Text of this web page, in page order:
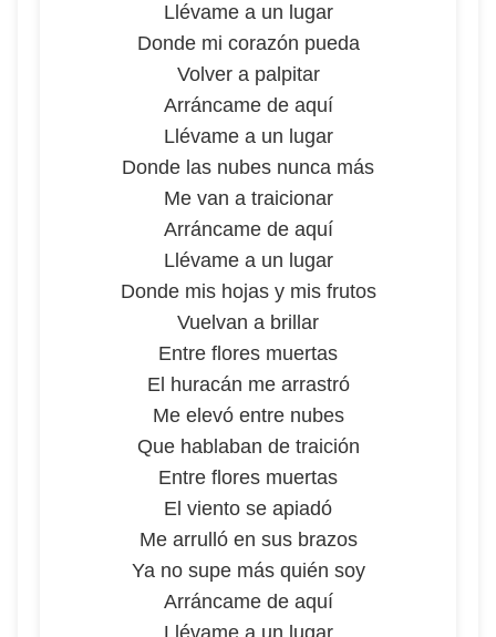
Llévame a un lugar
Donde mi corazón pueda
Volver a palpitar
Arráncame de aquí
Llévame a un lugar
Donde las nubes nunca más
Me van a traicionar
Arráncame de aquí
Llévame a un lugar
Donde mis hojas y mis frutos
Vuelvan a brillar
Entre flores muertas
El huracán me arrastró
Me elevó entre nubes
Que hablaban de traición
Entre flores muertas
El viento se apiadó
Me arrulló en sus brazos
Ya no supe más quién soy
Arráncame de aquí
Llévame a un lugar